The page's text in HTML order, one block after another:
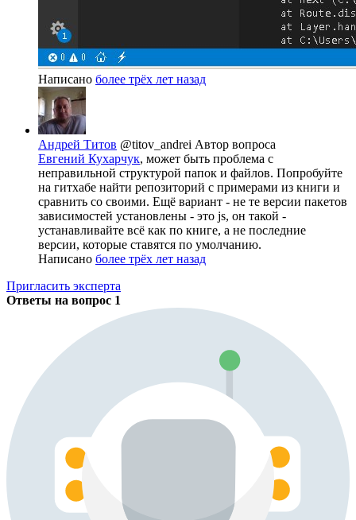
Написано более трёх лет назад
Андрей Титов @titov_andrei Автор вопроса
Евгений Кухарчук, может быть проблема с
неправильной структурой папок и файлов. Попробуйте
на гитхабе найти репозиторий с примерами из книги и
сравнить со своими. Ещё вариант - не те версии пакетов
зависимостей установлены - это js, он такой -
устанавливайте всё как по книге, а не последние
версии, которые ставятся по умолчанию.
Написано более трёх лет назад
Пригласить эксперта
Ответы на вопрос 1